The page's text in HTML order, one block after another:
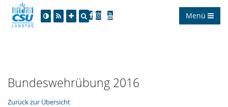
Menü
Bundeswehrübung 2016
Zurück zur Übersicht